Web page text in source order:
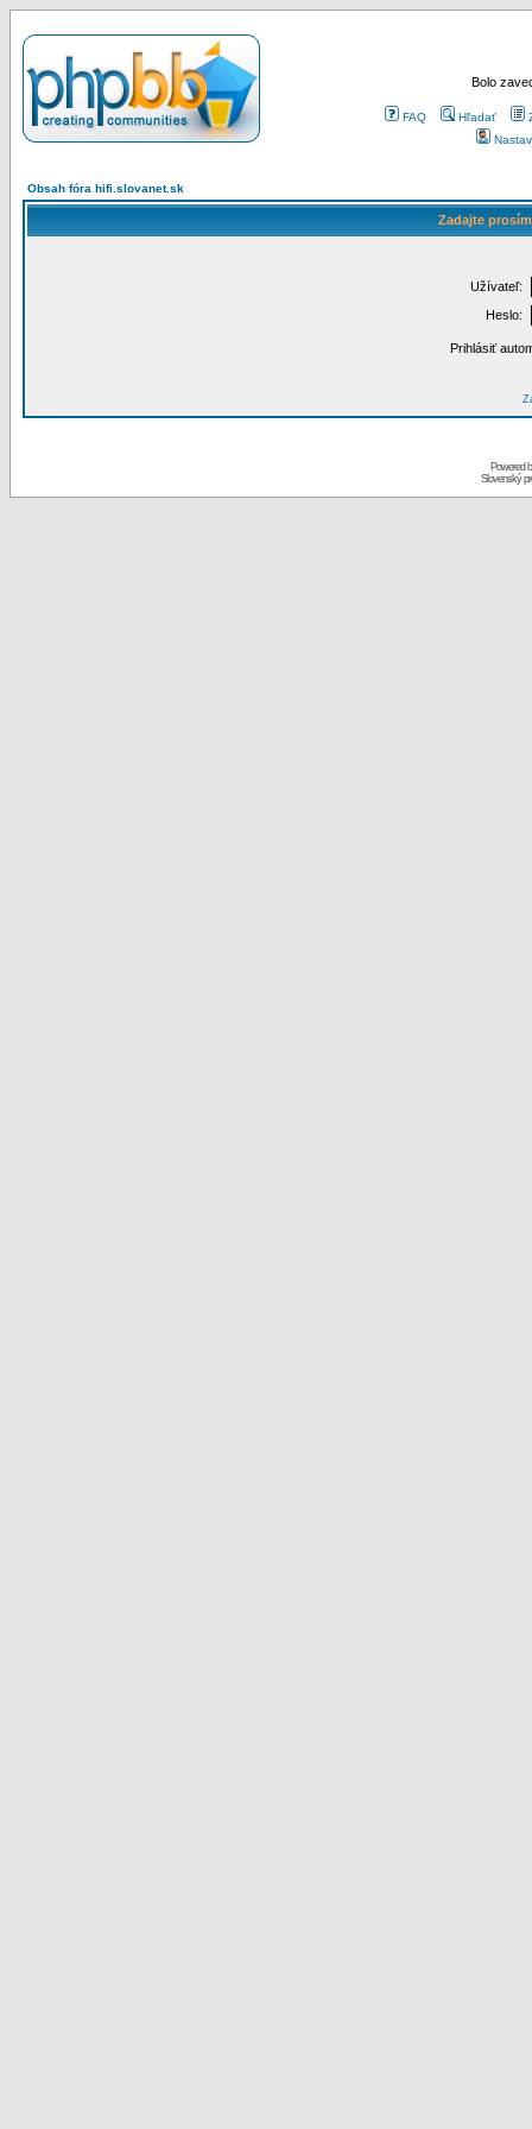
Bolo
FAQ Hľadať
Obsah fóra hifi.slovanet.sk
Zadajte
Užívateľ:
Heslo:
Prihlásiť
Powered
Slovenský